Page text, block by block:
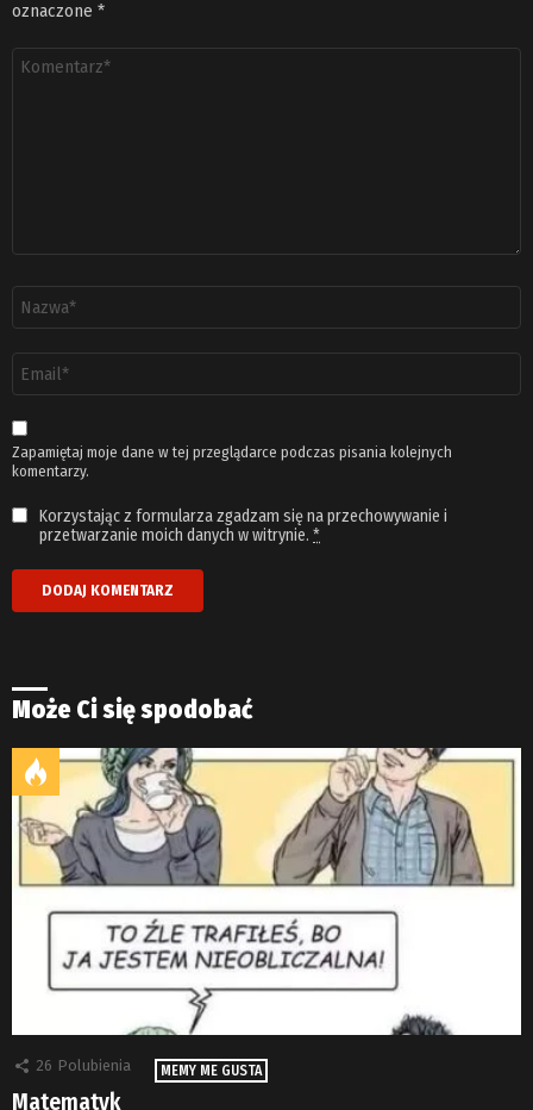
oznaczone *
Komentarz
email
*
Zapamiętaj moje dane w tej przeglądarce podczas pisania kolejnych
komentarzy.
Korzystając z formularza zgadzam się na przechowywanie i
przetwarzanie moich danych w witrynie. *
Może Ci się spodobać
26 Polubienia MEMY ME GUSTA
Matematyk